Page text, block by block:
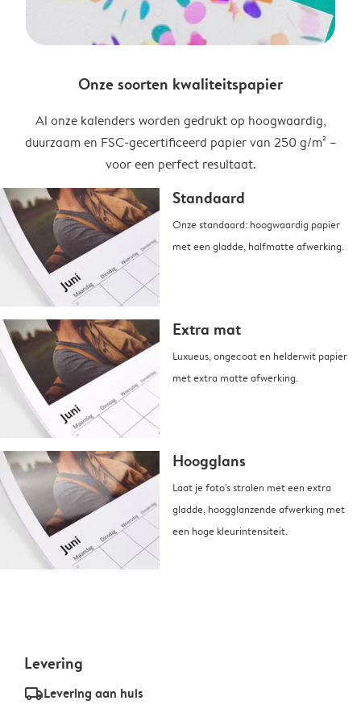
Onze soorten kwaliteitspapier
Al onze kalenders worden gedrukt op hoogwaardig,
duurzaam en FSC-gecertificeerd papier van 250 g/m² –
voor een perfect resultaat.
Standaard
Onze standaard: hoogwaardig papier
met een gladde, halfmatte afwerking.
Extra mat
Luxueus, ongecoat en helderwit papier
met extra matte afwerking.
Hoogglans
Laat je foto's stralen met een extra
gladde, hoogglanzende afwerking met
een hoge kleurintensiteit.
Levering
delivery_standard_v2Levering aan huis